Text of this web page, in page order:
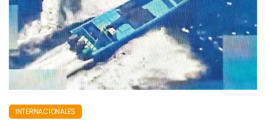
INTERNACIONALES